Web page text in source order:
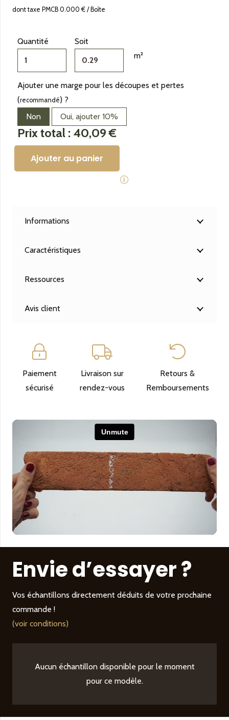
dont taxe PMCB 0.000 € / Boîte
Quantité
Soit
m²
Ajouter une marge pour les découpes et pertes
(recommandé) ?
Non
Oui, ajouter 10%
Prix total : 40,09 €
quantité
Terre
ECOLOGICA
Traitée
Ajouter au panier
Informations
Caractéristiques
Ressources
Avis client
Paiement
sécurisé
Livraison sur
rendez-vous
Retours &
Remboursements
Envie d’essayer ?
Vos échantillons directement déduits de votre prochaine
commande !
(voir conditions)
Aucun échantillon disponible pour le moment
pour ce modèle.